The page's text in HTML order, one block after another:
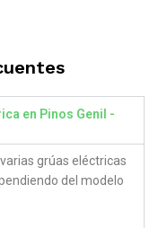
en Pinos Genil -
grúas eléctricas
del modelo